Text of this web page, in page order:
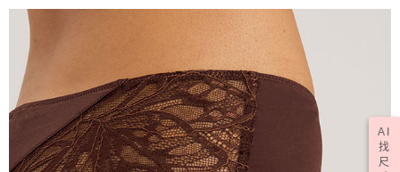
AI
找
尺